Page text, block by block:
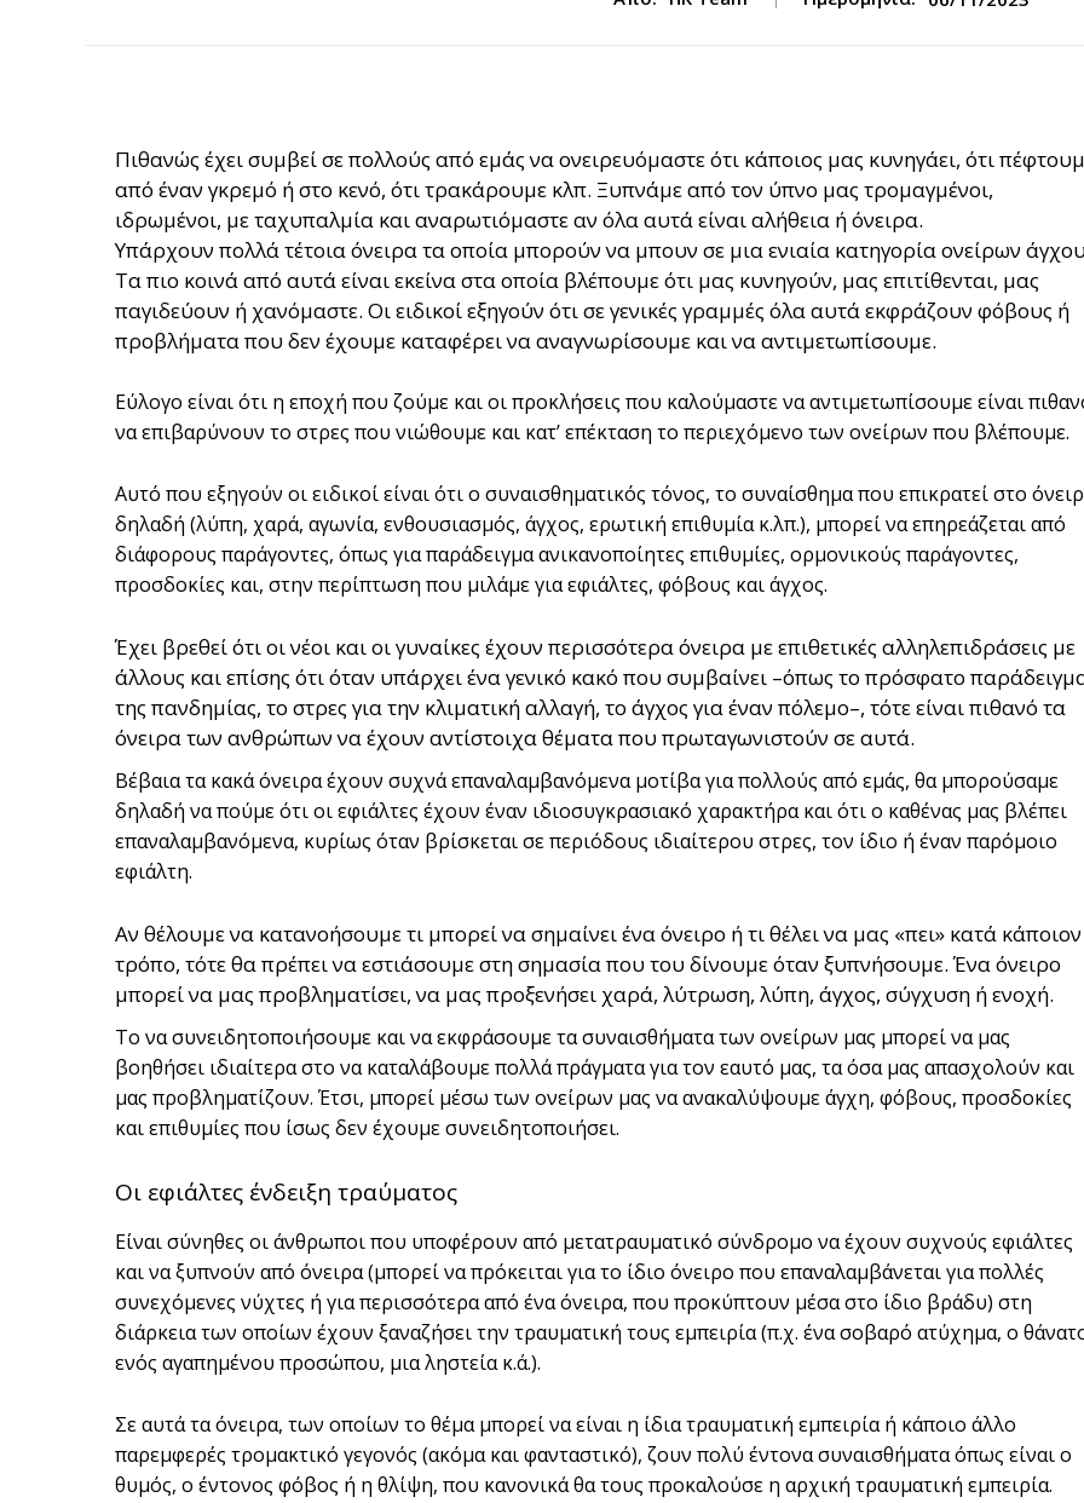
Πιθανώς έχει συμβεί σε πολλούς από εμάς να ονειρευόμαστε ότι κάποιος μας κυνηγάει, ότι
από έναν γκρεμό ή στο κενό, ότι τρακάρουμε κλπ. Ξυπνάμε από τον ύπνο μας τρομαγμένοι,
ιδρωμένοι, με ταχυπαλμία και αναρωτιόμαστε αν όλα αυτά είναι αλήθεια ή όνειρα.
Υπάρχουν πολλά τέτοια όνειρα τα οποία μπορούν να μπουν σε μια ενιαία κατηγορία ονείρων
Τα πιο κοινά από αυτά είναι εκείνα στα οποία βλέπουμε ότι μας κυνηγούν, μας επιτίθενται, μας
παγιδεύουν ή χανόμαστε. Οι ειδικοί εξηγούν ότι σε γενικές γραμμές όλα αυτά εκφράζουν φόβους ή
προβλήματα που δεν έχουμε καταφέρει να αναγνωρίσουμε και να αντιμετωπίσουμε.
Εύλογο είναι ότι η εποχή που ζούμε και οι προκλήσεις που καλούμαστε να αντιμετωπίσουμε είναι
να επιβαρύνουν το στρες που νιώθουμε και κατ’ επέκταση το περιεχόμενο των ονείρων που βλέπουμε.
Αυτό που εξηγούν οι ειδικοί είναι ότι ο συναισθηματικός τόνος, το συναίσθημα που επικρατεί στο
δηλαδή (λύπη, χαρά, αγωνία, ενθουσιασμός, άγχος, ερωτική επιθυμία κ.λπ.), μπορεί να επηρεάζεται από
διάφορους παράγοντες, όπως για παράδειγμα ανικανοποίητες επιθυμίες, ορμονικούς παράγοντες,
προσδοκίες και, στην περίπτωση που μιλάμε για εφιάλτες, φόβους και άγχος.
Έχει βρεθεί ότι οι νέοι και οι γυναίκες έχουν περισσότερα όνειρα με επιθετικές αλληλεπιδράσεις με
άλλους και επίσης ότι όταν υπάρχει ένα γενικό κακό που συμβαίνει –όπως το πρόσφατο
της πανδημίας, το στρες για την κλιματική αλλαγή, το άγχος για έναν πόλεμο–, τότε είναι πιθανό τα
όνειρα των ανθρώπων να έχουν αντίστοιχα θέματα που πρωταγωνιστούν σε αυτά.
Βέβαια τα κακά όνειρα έχουν συχνά επαναλαμβανόμενα μοτίβα για πολλούς από εμάς, θα μπορούσαμε
δηλαδή να πούμε ότι οι εφιάλτες έχουν έναν ιδιοσυγκρασιακό χαρακτήρα και ότι ο καθένας μας βλέπει
επαναλαμβανόμενα, κυρίως όταν βρίσκεται σε περιόδους ιδιαίτερου στρες, τον ίδιο ή έναν παρόμοιο
εφιάλτη.
Αν θέλουμε να κατανοήσουμε τι μπορεί να σημαίνει ένα όνειρο ή τι θέλει να μας «πει» κατά κάποιον
τρόπο, τότε θα πρέπει να εστιάσουμε στη σημασία που του δίνουμε όταν ξυπνήσουμε. Ένα όνειρο
μπορεί να μας προβληματίσει, να μας προξενήσει χαρά, λύτρωση, λύπη, άγχος, σύγχυση ή ενοχή.
Το να συνειδητοποιήσουμε και να εκφράσουμε τα συναισθήματα των ονείρων μας μπορεί να μας
βοηθήσει ιδιαίτερα στο να καταλάβουμε πολλά πράγματα για τον εαυτό μας, τα όσα μας απασχολούν και
μας προβληματίζουν. Έτσι, μπορεί μέσω των ονείρων μας να ανακαλύψουμε άγχη, φόβους, προσδοκίες
και επιθυμίες που ίσως δεν έχουμε συνειδητοποιήσει.
Οι εφιάλτες ένδειξη τραύματος
Είναι σύνηθες οι άνθρωποι που υποφέρουν από μετατραυματικό σύνδρομο να έχουν συχνούς εφιάλτες
και να ξυπνούν από όνειρα (μπορεί να πρόκειται για το ίδιο όνειρο που επαναλαμβάνεται για πολλές
συνεχόμενες νύχτες ή για περισσότερα από ένα όνειρα, που προκύπτουν μέσα στο ίδιο βράδυ) στη
διάρκεια των οποίων έχουν ξαναζήσει την τραυματική τους εμπειρία (π.χ. ένα σοβαρό ατύχημα, ο
ενός αγαπημένου προσώπου, μια ληστεία κ.ά.).
Σε αυτά τα όνειρα, των οποίων το θέμα μπορεί να είναι η ίδια τραυματική εμπειρία ή κάποιο άλλο
παρεμφερές τρομακτικό γεγονός (ακόμα και φανταστικό), ζουν πολύ έντονα συναισθήματα όπως είναι ο
θυμός, ο έντονος φόβος ή η θλίψη, που κανονικά θα τους προκαλούσε η αρχική τραυματική εμπειρία.